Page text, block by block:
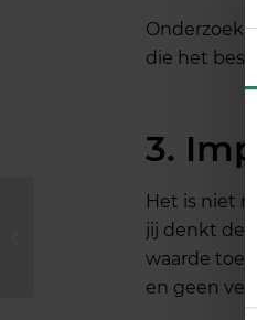
Onderzoek
die het
3.
Het is niet
jij denkt de
waarde
en geen
Dit was het nieuws